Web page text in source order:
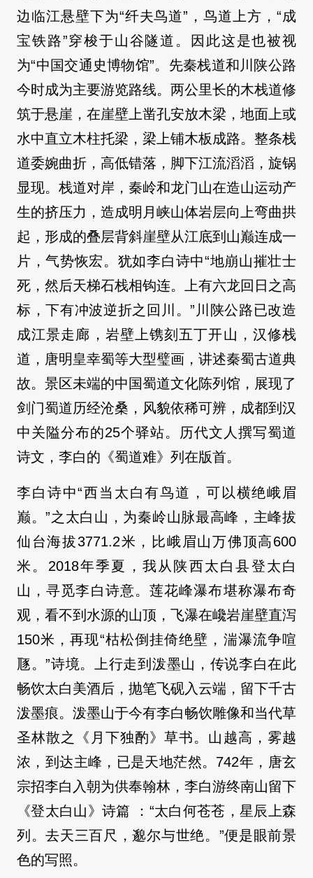
边临江悬壁下为“纤夫鸟道”，鸟道上方，“成
宝铁路”穿梭于山谷隧道。因此这是也被视
为“中国交通史博物馆”。先秦栈道和川陕公路
今时成为主要游览路线。两公里长的木栈道修
筑于悬崖，在崖壁上凿孔安放木梁，地面上或
水中直立木柱托梁，梁上铺木板成路。整条栈
道委婉曲折，高低错落，脚下江流滔滔，旋锅
显现。栈道对岸，秦岭和龙门山在造山运动产
生的挤压力，造成明月峡山体岩层向上弯曲拱
起，形成的叠层背斜崖壁从江底到山巅连成一
片，气势恢宏。犹如李白诗中“地崩山摧壮士
死，然后天梯石栈相钩连。上有六龙回日之高
标，下有冲波逆折之回川。”川陕公路已改造
成江景走廊，岩壁上镌刻五丁开山，汉修栈
道，唐明皇幸蜀等大型璧画，讲述秦蜀古道典
故。景区未端的中国蜀道文化陈列馆，展现了
剑门蜀道历经沧桑，风貌依稀可辨，成都到汉
中关隘分布的25个驿站。历代文人撰写蜀道
诗文，李白的《蜀道难》列在版首。
李白诗中“西当太白有鸟道，可以横绝峨眉
巅。”之太白山，为秦岭山脉最高峰，主峰拔
仙台海拔3771.2米，比峨眉山万佛顶高600
米。2018年季夏，我从陕西太白县登太白
山，寻觅李白诗意。莲花峰瀑布堪称瀑布奇
观，看不到水源的山顶，飞瀑在巉岩崖壁直泻
150米，再现“枯松倒挂倚绝壁，湍瀑流争喧
豗。”诗境。上行走到泼墨山，传说李白在此
畅饮太白美酒后，抛笔飞砚入云端，留下千古
泼墨痕。泼墨山于今有李白畅饮雕像和当代草
圣林散之《月下独酌》草书。山越高，雾越
浓，到达主峰，已是天地茫然。742年，唐玄
宗招李白入朝为供奉翰林，李白游终南山留下
《登太白山》诗篇 ：“太白何苍苍，星辰上森
列。去天三百尺，邈尔与世绝。”便是眼前景
色的写照。